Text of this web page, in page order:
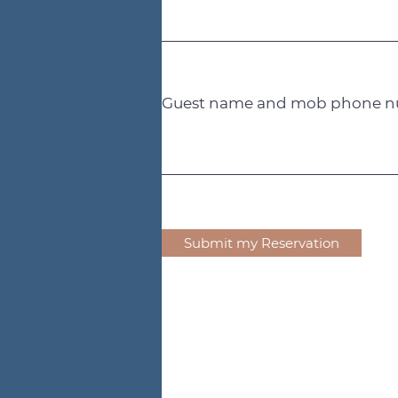
Guest name and mob phone
Submit my Reservation